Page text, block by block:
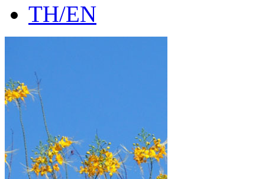
TH/EN